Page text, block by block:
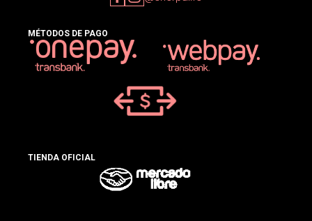
MÉTODOS DE PAGO
TIENDA OFICIAL